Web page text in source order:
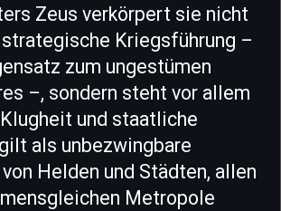
Zeus verkörpert sie nicht
strategische Kriegsführung –
zum ungestümen
–, sondern steht vor allem
und staatliche
als unbezwingbare
Helden und Städten, allen
Metropole